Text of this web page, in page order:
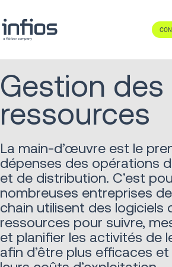
Gestion des
ressources
La main-d’œuvre est le
dépenses des opérations
et de distribution. C’est
nombreuses entreprises
chain utilisent des logiciels
ressources pour suivre,
et planifier les activités de
afin d’être plus efficaces